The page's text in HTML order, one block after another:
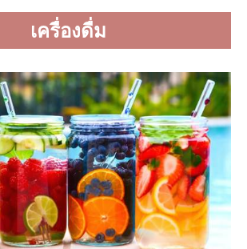
เครื่องดื่ม